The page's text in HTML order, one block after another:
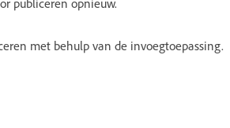
publiceren opnieuw.
met behulp van de invoegtoepassing.